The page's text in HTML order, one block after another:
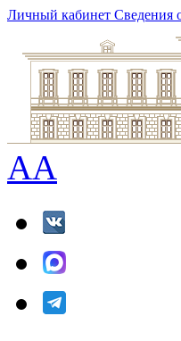
Личный кабинет Сведения
AA